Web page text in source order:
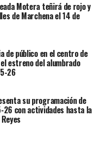
Motera teñirá de rojo y
de Marchena el 14 de
de público en el centro de
estreno del alumbrado
26
su programación de
26 con actividades hasta la